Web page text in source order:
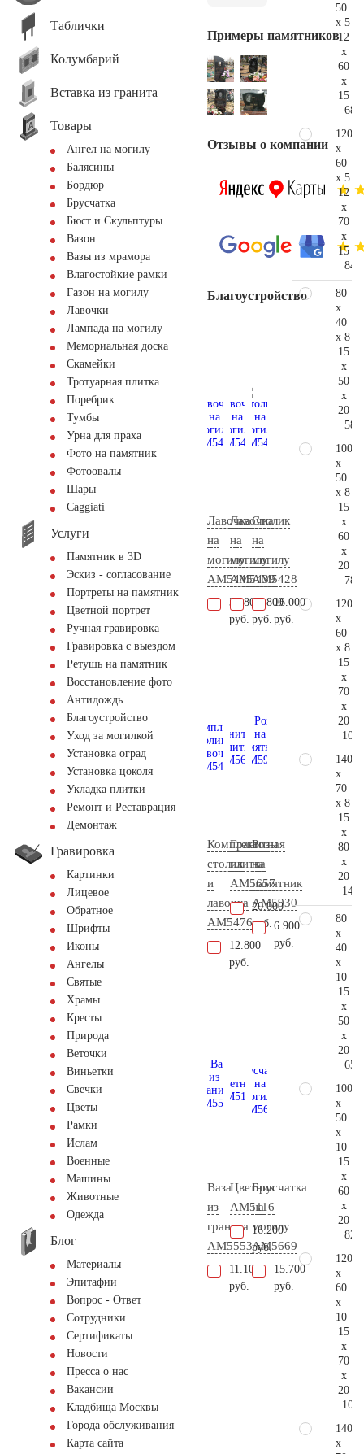
Таблички
Колумбарий
Вставка из гранита
Товары
Ангел на могилу
Балясины
Бордюр
Брусчатка
Бюст и Скульптуры
Вазон
Вазы из мрамора
Влагостойкие рамки
Газон на могилу
Лавочки
Лампада на могилу
Мемориальная доска
Скамейки
Тротуарная плитка
Поребрик
Тумбы
Урна для праха
Фото на памятник
Фотоовалы
Шары
Сaggiati
Услуги
Памятник в 3D
Эскиз - согласование
Портреты на памятник
Цветной портрет
Ручная гравировка
Гравировка с выездом
Ретушь на памятник
Восстановление фото
Антидождь
Благоустройство
Уход за могилкой
Установка оград
Установка цоколя
Укладка плитки
Ремонт и Реставрация
Демонтаж
Гравировка
Картинки
Лицевое
Обратное
Шрифты
Иконы
Ангелы
Святые
Храмы
Кресты
Природа
Веточки
Виньетки
Свечки
Цветы
Рамки
Ислам
Военные
Машины
Животные
Одежда
Блог
Материалы
Эпитафии
Вопрос - Ответ
Сотрудники
Сертификаты
Новости
Пресса о нас
Вакансии
Кладбища Москвы
Города обслуживания
Карта сайта
Примеры памятников
Отзывы о компании
Благоустройство
Лавочка
на
могилу
AM5445
30.800
руб.
Лавочка
на
могилу
AM5439
38.800
руб.
Столик
на
могилу
AM5428
16.000
руб.
Комплект
столик
и
лавочка
АМ5476
12.800
руб.
Гранитная
плитка
AM5657
20.000
руб.
Розы
на
памятник
AM5930
6.900
руб.
Ваза
из
гранита
AM5553
11.100
руб.
Цветник
AM5116
16.200
руб.
Брусчатка
на
могилу
AM5669
15.700
руб.
50
x 5
12
x
60
x
15
120
x
60
x 5
12
x
70
x
15
80
x
40
x 8
15
x
50
x
20
100
x
50
x 8
15
x
60
x
20
120
x
60
x 8
15
x
70
x
20
140
x
70
x 8
15
x
80
x
20
80
x
40
x
10
15
x
50
x
20
100
x
50
x
10
15
x
60
x
20
120
x
60
x
10
15
x
70
x
20
140
x